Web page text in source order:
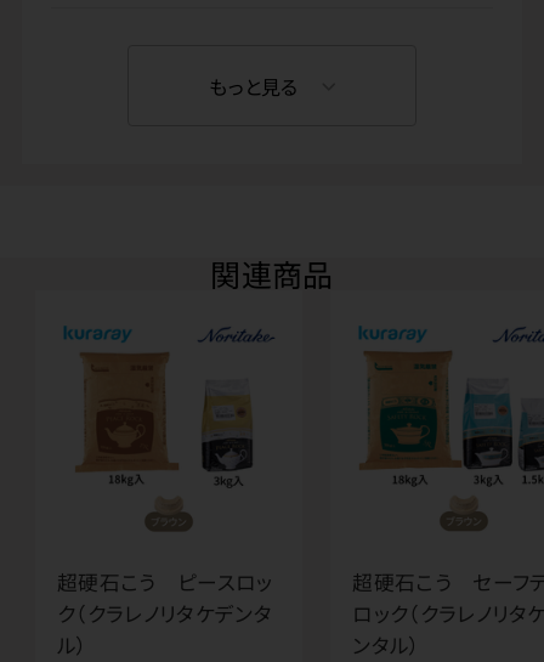
もっと見る
関連商品
超硬石こう ピースロッ
ク（クラレノリタケデンタ
ル）
超硬石こう セーフ
ロック（クラレノリタ
ンタル）